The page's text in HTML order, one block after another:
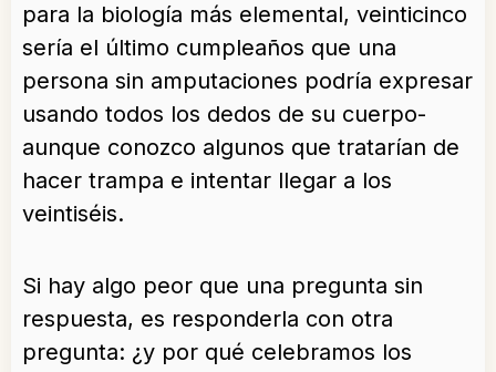
para la biología más elemental, veinticinco
sería el último cumpleaños que una
persona sin amputaciones podría expresar
usando todos los dedos de su cuerpo-
aunque conozco algunos que tratarían de
hacer trampa e intentar llegar a los
veintiséis.
Si hay algo peor que una pregunta sin
respuesta, es responderla con otra
pregunta: ¿y por qué celebramos los